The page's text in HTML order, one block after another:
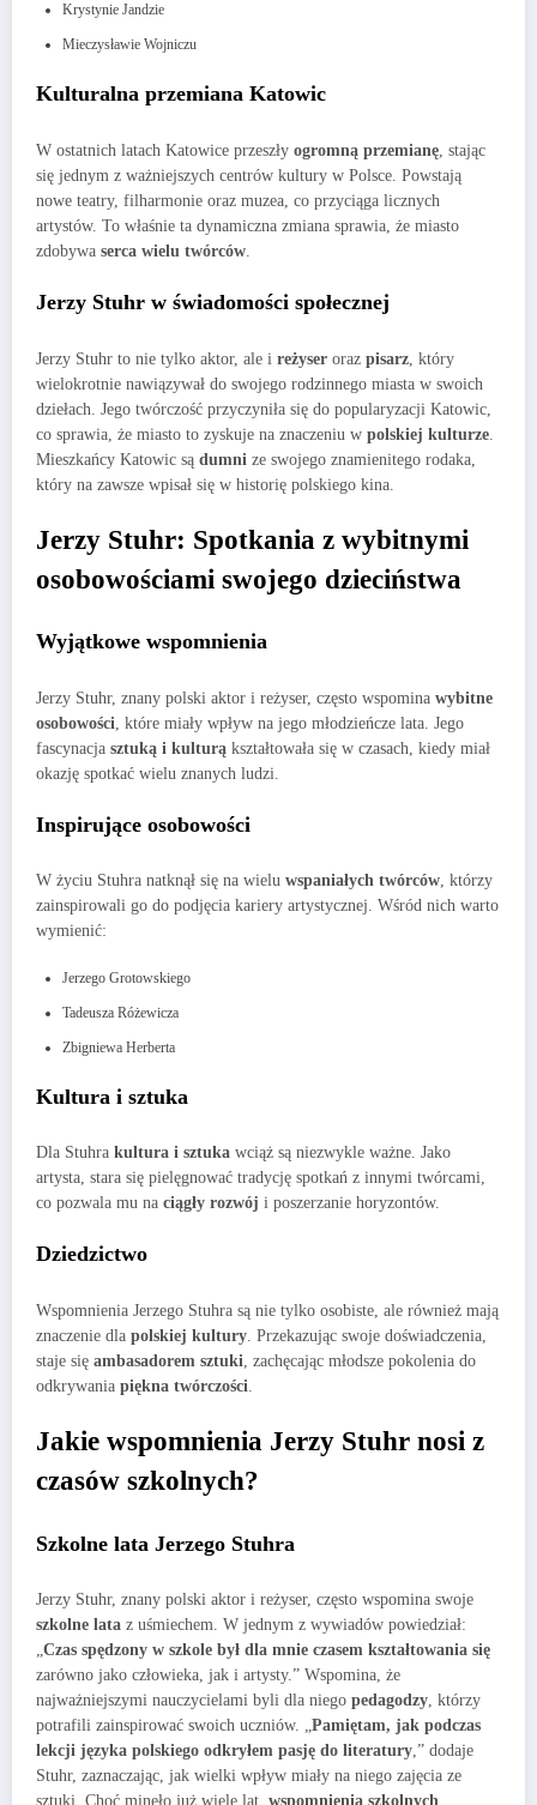
Krystynie Jandzie
Mieczysławie Wojniczu
Kulturalna przemiana Katowic
W ostatnich latach Katowice przeszły ogromną przemianę , stając
się jednym z ważniejszych centrów kultury w Polsce. Powstają
nowe teatry, filharmonie oraz muzea, co przyciąga licznych
artystów. To właśnie ta dynamiczna zmiana sprawia, że miasto
zdobywa serca wielu twórców
Jerzy Stuhr w świadomości społecznej
Jerzy Stuhr to nie tylko aktor, ale i reżyser oraz pisarz , który
wielokrotnie nawiązywał do swojego rodzinnego miasta w swoich
dziełach. Jego twórczość przyczyniła się do popularyzacji Katowic,
co sprawia, że miasto to zyskuje na znaczeniu w polskiej kulturze
Mieszkańcy Katowic są dumni ze swojego znamienitego rodaka,
który na zawsze wpisał się w historię polskiego kina.
Jerzy Stuhr: Spotkania z wybitnymi
osobowościami swojego dzieciństwa
Wyjątkowe wspomnienia
Jerzy Stuhr, znany polski aktor i reżyser, często wspomina wybitne
osobowości , które miały wpływ na jego młodzieńcze lata. Jego
fascynacja sztuką i kulturą kształtowała się w czasach, kiedy miał
okazję spotkać wielu znanych ludzi.
Inspirujące osobowości
W życiu Stuhra natknął się na wielu wspaniałych twórców, którzy
zainspirowali go do podjęcia kariery artystycznej. Wśród nich warto
wymienić:
Jerzego Grotowskiego
Tadeusza Różewicza
Zbigniewa Herberta
Kultura i sztuka
Dla Stuhra kultura i sztuka wciąż są niezwykle ważne. Jako
artysta, stara się pielęgnować tradycję spotkań z innymi twórcami,
co pozwala mu na ciągły rozwój i poszerzanie horyzontów.
Dziedzictwo
Wspomnienia Jerzego Stuhra są nie tylko osobiste, ale również mają
znaczenie dla polskiej kultury . Przekazując swoje doświadczenia,
staje się ambasadorem sztuki , zachęcając młodsze pokolenia do
odkrywania piękna twórczości
Jakie wspomnienia Jerzy Stuhr nosi z
czasów szkolnych?
Szkolne lata Jerzego Stuhra
Jerzy Stuhr, znany polski aktor i reżyser, często wspomina swoje
szkolne lata z uśmiechem. W jednym z wywiadów powiedział:
„Czas spędzony w szkole był dla mnie czasem kształtowania się
zarówno jako człowieka, jak i artysty.” Wspomina, że
najważniejszymi nauczycielami byli dla niego pedagodzy, którzy
potrafili zainspirować swoich uczniów. „Pamiętam, jak podczas
lekcji języka polskiego odkryłem pasję do literatury,” dodaje
Stuhr, zaznaczając, jak wielki wpływ miały na niego zajęcia ze
sztuki. Choć minęło już wiele lat, wspomnienia szkolnych